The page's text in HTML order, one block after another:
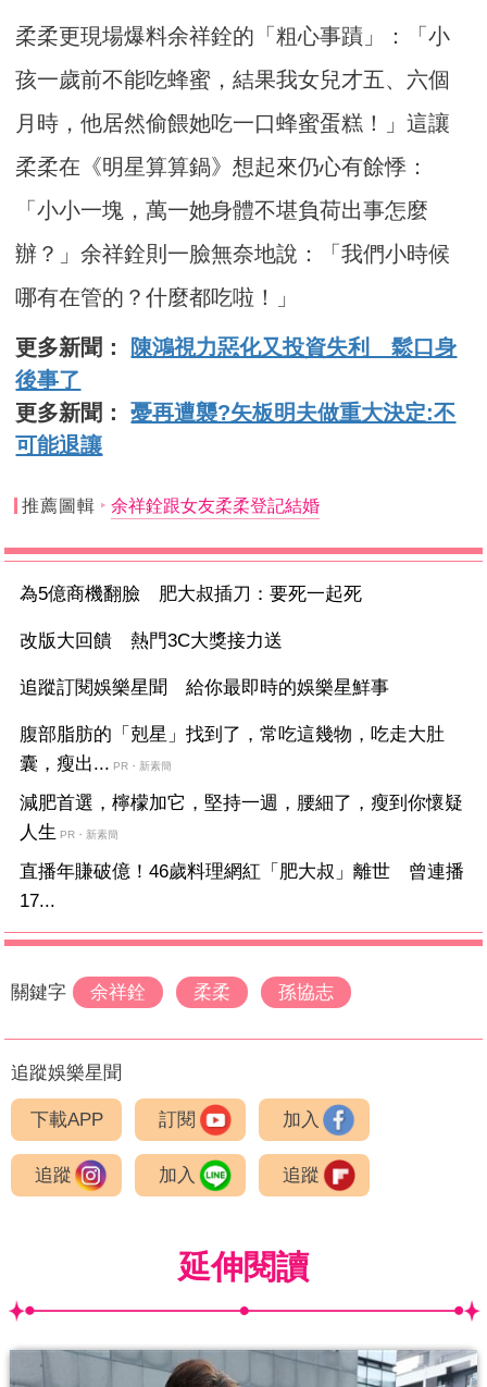
柔柔更現場爆料余祥銓的「粗心事蹟」：「小
孩一歲前不能吃蜂蜜，結果我女兒才五、六個
月時，他居然偷餵她吃一口蜂蜜蛋糕！」這讓
柔柔在《明星算算鍋》想起來仍心有餘悸：
「小小一塊，萬一她身體不堪負荷出事怎麼
辦？」余祥銓則一臉無奈地說：「我們小時候
哪有在管的？什麼都吃啦！」
更多新聞：
陳鴻視力惡化又投資失利 鬆口身
後事了
更多新聞：憂再遭襲?矢板明夫做重大決定:不
可能退讓
推薦圖輯 余祥銓跟女友柔柔登記結婚
為5億商機翻臉 肥大叔插刀：要死一起死
改版大回饋 熱門3C大獎接力送
追蹤訂閱娛樂星聞 給你最即時的娛樂星鮮事
腹部脂肪的「剋星」找到了，常吃這幾物，吃走大肚
囊，瘦出... PR・新素簡
減肥首選，檸檬加它，堅持一週，腰細了，瘦到你懷疑
人生 PR・新素簡
直播年賺破億！46歲料理網紅「肥大叔」離世 曾連播
17...
關鍵字 余祥銓 柔柔 孫協志
追蹤娛樂星聞
下載APP 訂閱 加入
追蹤 加入 追蹤
延伸閱讀